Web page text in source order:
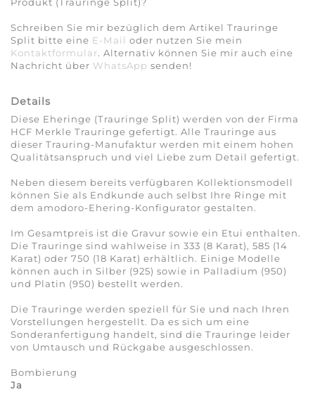
Produkt (Trauringe Split)?
Schreiben Sie mir bezüglich dem Artikel Trauringe
Split bitte eine E-Mail oder nutzen Sie mein
Kontaktformular. Alternativ können Sie mir auch eine
Nachricht über WhatsApp senden!
Details
Diese Eheringe (Trauringe Split) werden von der Firma
HCF Merkle Trauringe gefertigt. Alle Trauringe aus
dieser Trauring-Manufaktur werden mit einem hohen
Qualitätsanspruch und viel Liebe zum Detail gefertigt.
Neben diesem bereits verfügbaren Kollektionsmodell
können Sie als Endkunde auch selbst Ihre Ringe mit
dem amodoro-Ehering-Konfigurator gestalten.
Im Gesamtpreis ist die Gravur sowie ein Etui enthalten.
Die Trauringe sind wahlweise in 333 (8 Karat), 585 (14
Karat) oder 750 (18 Karat) erhältlich. Einige Modelle
können auch in Silber (925) sowie in Palladium (950)
und Platin (950) bestellt werden.
Die Trauringe werden speziell für Sie und nach Ihren
Vorstellungen hergestellt. Da es sich um eine
Sonderanfertigung handelt, sind die Trauringe leider
von Umtausch und Rückgabe ausgeschlossen.
Bombierung
Ja